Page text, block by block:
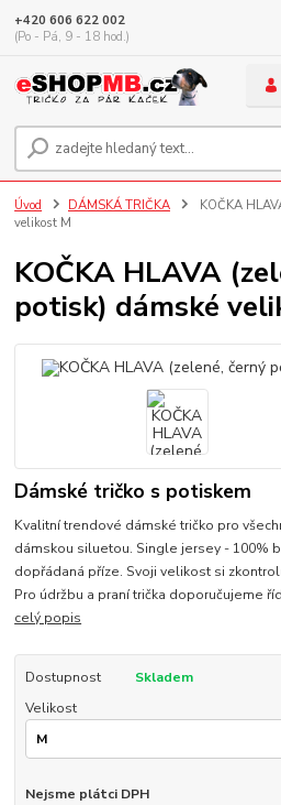
+420 606 622 002
(Po - Pá, 9 - 18 hod.)
Úvod DÁMSKÁ TRIČKA
KOČKA
velikost M
KOČKA HLAVA
potisk) dámské
Dámské tričko s potiskem
Kvalitní trendové dámské tričko pro
dámskou siluetou. Single jersey - 100%
dopřádaná příze. Svoji velikost si
Pro údržbu a praní trička doporučujeme
celý popis
Dostupnost
Skladem
Velikost
Nejsme plátci DPH